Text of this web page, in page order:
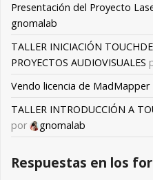
Presentación del Proyecto
gnomalab
TALLER INICIACIÓN
PROYECTOS AUDIOVISUALES
Vendo licencia de MadMapper
TALLER INTRODUCCIÓN A
por
gnomalab
Respuestas en los